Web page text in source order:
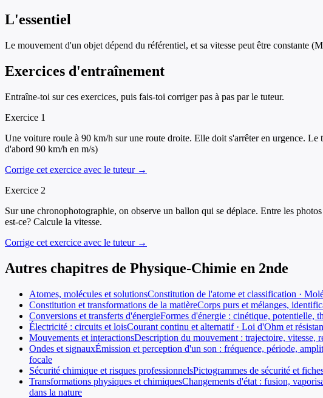
L'essentiel
Le mouvement d'un objet dépend du référentiel, et sa vitesse peut être constante
Exercices d'entraînement
Entraîne-toi sur ces exercices, puis fais-toi corriger pas à pas par le tuteur.
Exercice 1
Une voiture roule à 90 km/h sur une route droite. Elle doit s'arrêter en urgence. Le
d'abord 90 km/h en m/s)
Corrige cet exercice avec le tuteur →
Exercice 2
Sur une chronophotographie, on observe un ballon qui se déplace. Entre les
est-ce? Calcule la vitesse.
Corrige cet exercice avec le tuteur →
Autres chapitres de Physique-Chimie en 2nde
Atomes, molécules et solutionsConstitution de l'atome et classification ·
Constitution et transformations de la matièreCorps purs et mélanges,
Conversions et transferts d'énergieFormes d'énergie : cinétique, potentielle,
Électricité : circuits et loisCourant continu et alternatif · Loi d'Ohm et
Mouvements et interactionsDescription du mouvement : trajectoire, vitesse,
Ondes et signauxÉmission et perception d'un son : fréquence, période,
focale
Sécurité chimique et risques professionnelsPictogrammes de sécurité et
Transformations physiques et chimiquesChangements d'état : fusion,
dans la nature